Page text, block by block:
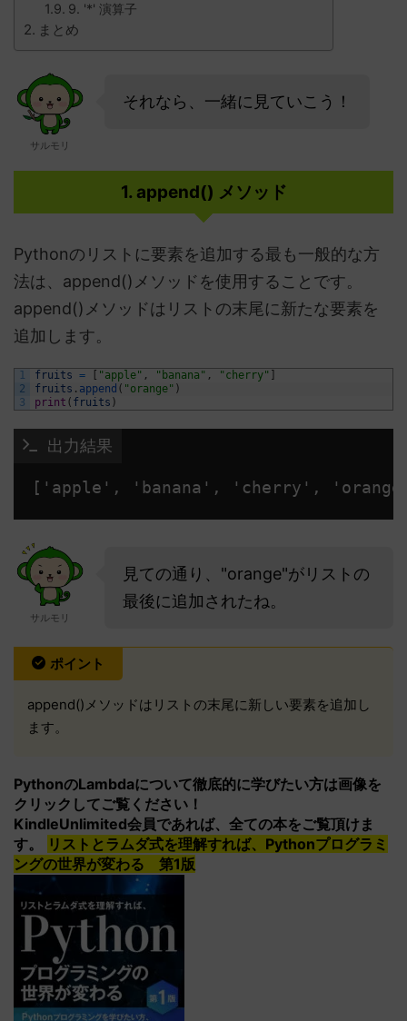
9. '*' 演算子
まとめ
サルモリ
それなら、一緒に見ていこう！
1. append() メソッド
Pythonのリストに要素を追加する最も一般的な方
法は、append()メソッドを使用することです。
append()メソッドはリストの末尾に新たな要素を
追加します。
1
2
3
fruits = "apple" , "banana" , "cherry"
fruits . append ( "orange" )
print ( fruits )
出力結果
['apple', 'banana', 'cherry',
サルモリ
見ての通り、"orange"がリストの
最後に追加されたね。
ポイント
append()メソッドはリストの末尾に新しい要素を追加し
ます。
PythonのLambdaについて徹底的に学びたい方は画像を
クリックしてご覧ください！
KindleUnlimited会員であれば、全ての本をご覧頂けま
す。
リストとラムダ式を理解すれば、Pythonプログラミ
ングの世界が変わる 第1版